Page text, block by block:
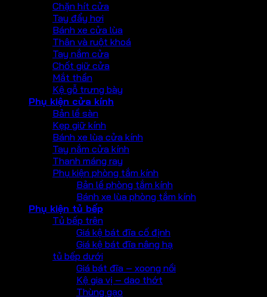
Chặn hít cửa
Tay đẩy hơi
Bánh xe cửa lùa
Thân và ruột khoá
Tay nắm cửa
Chốt giữ cửa
Mắt thần
Kệ gỗ trưng bày
Phụ kiện cửa kính
Bản lề sàn
Kẹp giữ kính
Bánh xe lùa cửa kính
Tay nắm cửa kính
Thanh máng ray
Phụ kiện phòng tắm kính
Bản lề phòng tắm kính
Bánh xe lùa phòng tắm kính
Phụ kiện tủ bếp
Tủ bếp trên
Giá kệ bát đĩa cố định
Giá kệ bát đĩa nâng hạ
tủ bếp dưới
Giá bát đĩa – xoong nồi
Kệ gia vị – dao thớt
Thùng gạo